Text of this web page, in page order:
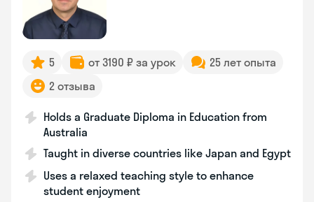
5 от 3190 ₽ за урок
25 лет опыта
2 отзыва
Holds a Graduate Diploma in Education from
Australia
Taught in diverse countries like Japan and Egypt
Uses a relaxed teaching style to enhance
student enjoyment